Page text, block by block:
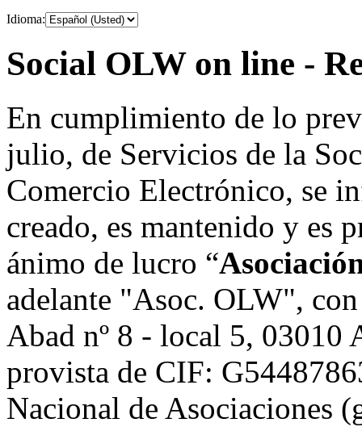
Idioma:
Social OLW on line -
En cumplimiento de lo
julio, de Servicios de la
Comercio Electrónico, se
creado, es mantenido y es
ánimo de lucro “
adelante "Asoc. OLW",
Abad nº 8 - local 5,
provista de CIF:
Nacional de Asociaciones